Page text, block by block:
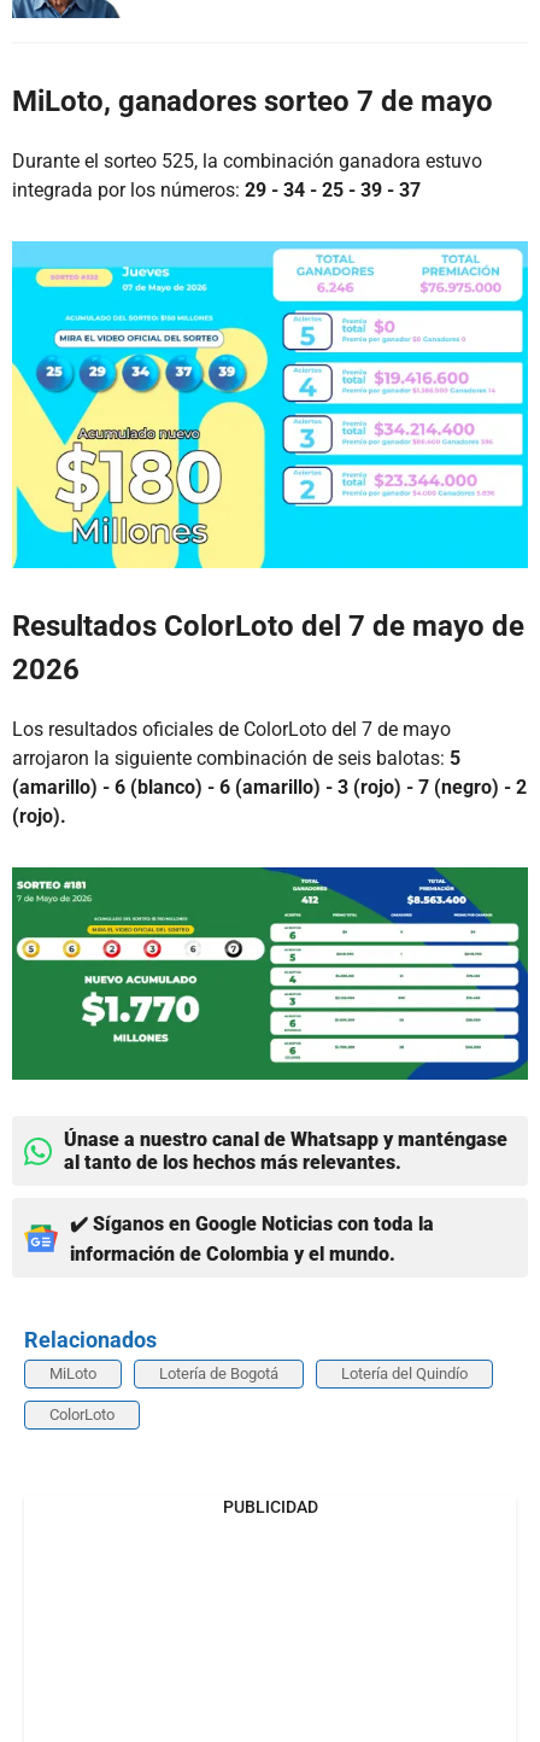
MiLoto, ganadores sorteo 7 de mayo
Durante el sorteo 525, la combinación ganadora estuvo
integrada por los números: 29 - 34 - 25 - 39 - 37
Resultados ColorLoto del 7 de mayo de
2026
Los resultados oficiales de ColorLoto del 7 de mayo
arrojaron la siguiente combinación de seis balotas: 5
(amarillo) - 6 (blanco) - 6 (amarillo) - 3 (rojo) - 7 (negro) - 2
(rojo).
Únase a nuestro canal de Whatsapp y manténgase
al tanto de los hechos más relevantes.
✔️ Síganos en Google Noticias con toda la
información de Colombia y el mundo.
Relacionados
MiLoto Lotería de Bogotá Lotería del Quindío
ColorLoto
PUBLICIDAD